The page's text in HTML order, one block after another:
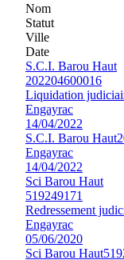
Nom
Statut
Ville
Date
S.C.I. Barou Haut
202204600016
Liquidation
Engayrac
14/04/2022
S.C.I. Barou Haut
Engayrac
14/04/2022
Sci Barou Haut
519249171
Redressement
Engayrac
05/06/2020
Sci Barou Haut